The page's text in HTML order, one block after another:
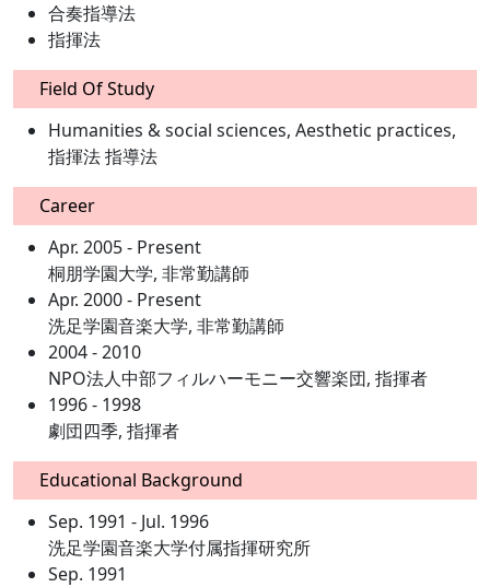
合奏指導法
指揮法
Field Of Study
Humanities & social sciences, Aesthetic practices,
指揮法 指導法
Career
Apr. 2005 - Present
桐朋学園大学, 非常勤講師
Apr. 2000 - Present
洗足学園音楽大学, 非常勤講師
2004 - 2010
NPO法人中部フィルハーモニー交響楽団, 指揮者
1996 - 1998
劇団四季, 指揮者
Educational Background
Sep. 1991 - Jul. 1996
洗足学園音楽大学付属指揮研究所
Sep. 1991